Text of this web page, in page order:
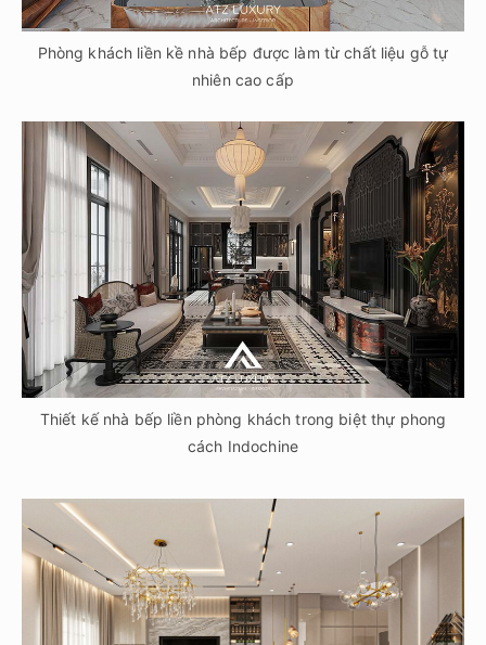
Phòng khách liền kề nhà bếp được làm từ chất liệu gỗ tự
nhiên cao cấp
Thiết kế nhà bếp liền phòng khách trong biệt thự phong
cách Indochine